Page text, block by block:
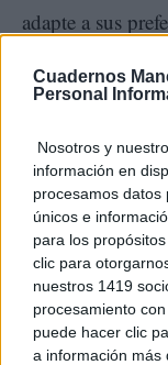
Cuadernos
Personal
Nosotros y
información en
procesamos datos
únicos e
para los
clic para
nuestros 1419
procesamiento
puede hacer clic
a información más
adapte a sus
innovador y
Turismo del